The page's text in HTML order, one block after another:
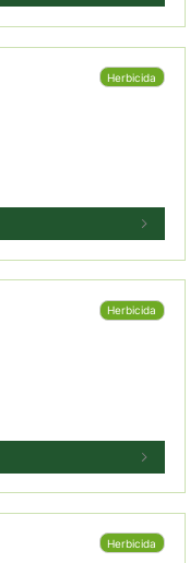
Herbicida
Herbicida
Herbicida